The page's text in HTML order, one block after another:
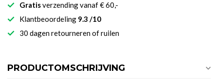
Gratisverzending vanaf € 60,-
Klantbeoordeling 9.3 /10
30 dagen retourneren of ruilen
PRODUCTOMSCHRIJVING